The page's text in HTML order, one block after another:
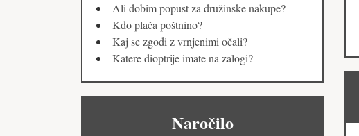
Ali dobim popust za družinske nakupe?
Kdo plača poštnino?
Kaj se zgodi z vrnjenimi očali?
Katere dioptrije imate na zalogi?
Naročilo